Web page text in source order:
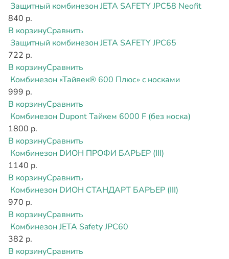
Защитный комбинезон JETA SAFETY JPC58 Neofit
840 р.
В корзинуСравнить
Защитный комбинезон JETA SAFETY JPC65
722 р.
В корзинуСравнить
Комбинезон «Тайвек® 600 Плюс» c носками
999 р.
В корзинуСравнить
Комбинезон Dupont Тайкем 6000 F (без носка)
1800 р.
В корзинуСравнить
Комбинезон DИОН ПРОФИ БАРЬЕР (III)
1140 р.
В корзинуСравнить
Комбинезон DИОН СТАНДАРТ БАРЬЕР (III)
970 р.
В корзинуСравнить
Комбинезон JETA Safety JPC60
382 р.
В корзинуСравнить